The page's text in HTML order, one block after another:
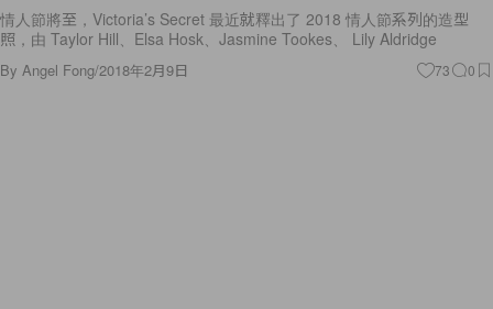
情人節將至，Victoria’s Secret 最近就釋出了 2018 情人節系列的造型
照，由 Taylor Hill、Elsa Hosk、Jasmine Tookes、 Lily Aldridge
By Angel Fong/2018年2月9日 73 0